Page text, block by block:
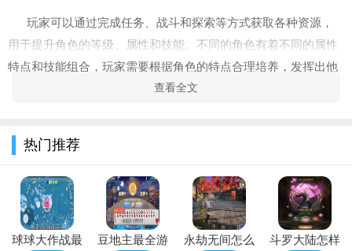
玩家可以通过完成任务、战斗和探索等方式获取各种资源，
用于提升角色的等级、属性和技能。不同的角色有着不同的属性
特点和技能组合，玩家需要根据角色的特点合理培养，发挥出他
们的最大潜力。例如，近战角色擅长近距离攻击，拥有一定的防
外对敌人进行攻击，输出高额的伤害，但自身防御力较弱，需要
注意保护。
2.战斗系统
查看全文
热门推荐
球球大作战最
豆地主最全游
永劫无间怎么
斗罗大陆怎样